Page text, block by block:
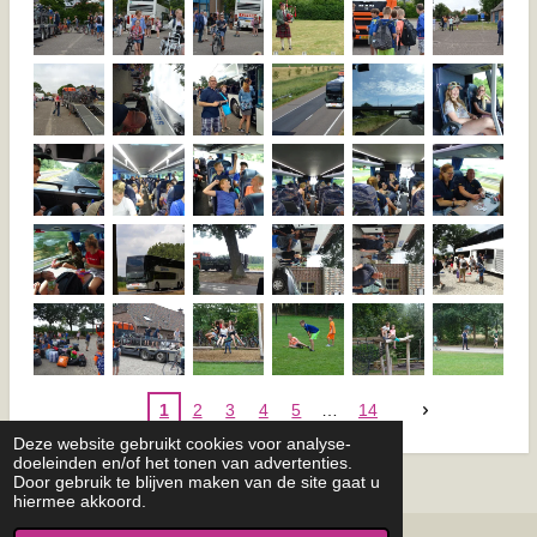
Deze website gebruikt cookies voor analyse-
doeleinden en/of het tonen van advertenties.
Door gebruik te blijven maken van de site gaat u
hiermee akkoord.
1 2 3 4 5 14